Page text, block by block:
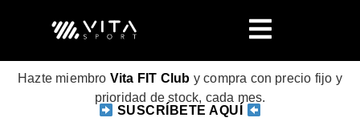
Hazte miembro Vita FIT Club y compra con precio fijo y
prioridad de stock, cada mes.
SUSCRÍBETE AQUÍ